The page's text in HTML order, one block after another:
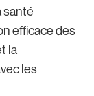
santé
efficace des
la
les